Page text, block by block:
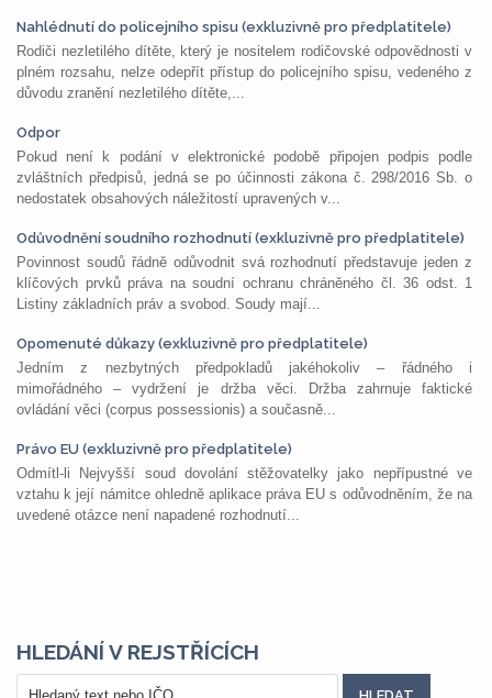
Nahlédnutí do policejního spisu (exkluzivně pro předplatitele)
Rodiči nezletilého dítěte, který je nositelem rodičovské odpovědnosti v
plném rozsahu, nelze odepřít přístup do policejního spisu, vedeného z
důvodu zranění nezletilého dítěte,...
Odpor
Pokud není k podání v elektronické podobě připojen podpis podle
zvláštních předpisů, jedná se po účinnosti zákona č. 298/2016 Sb. o
nedostatek obsahových náležitostí upravených v...
Odůvodnění soudního rozhodnutí (exkluzivně pro předplatitele)
Povinnost soudů řádně odůvodnit svá rozhodnutí představuje jeden z
klíčových prvků práva na soudní ochranu chráněného čl. 36 odst. 1
Listiny základních práv a svobod. Soudy mají...
Opomenuté důkazy (exkluzivně pro předplatitele)
Jedním z nezbytných předpokladů jakéhokoliv – řádného i
mimořádného – vydržení je držba věci. Držba zahrnuje faktické
ovládání věci (corpus possessionis) a současně...
Právo EU (exkluzivně pro předplatitele)
Odmítl-li Nejvyšší soud dovolání stěžovatelky jako nepřípustné ve
vztahu k její námitce ohledně aplikace práva EU s odůvodněním, že na
uvedené otázce není napadené rozhodnutí...
HLEDÁNÍ V REJSTŘÍCÍCH